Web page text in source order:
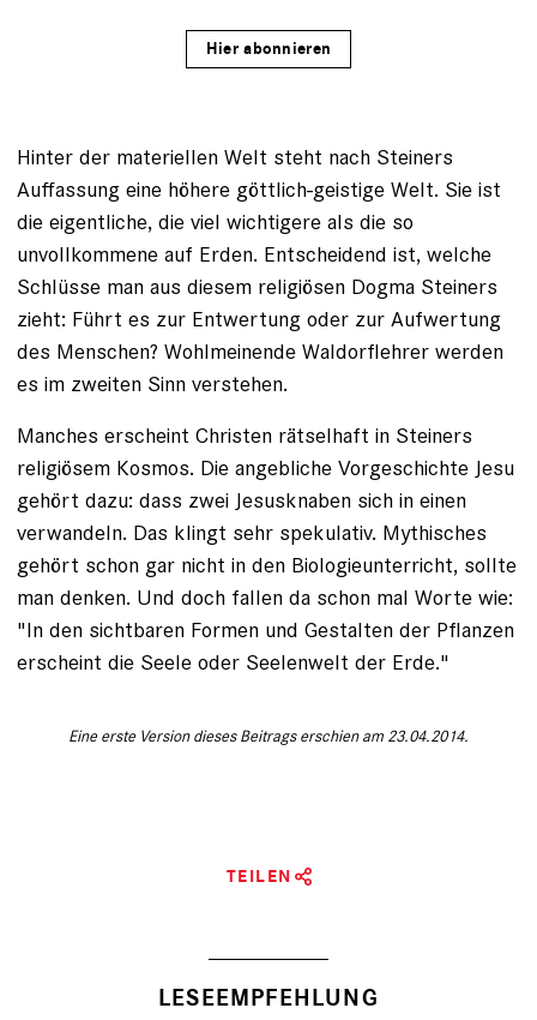
Hier abonnieren
Hinter der materiellen Welt steht nach Steiners
Auffassung eine höhere göttlich-geistige Welt. Sie ist
die eigentliche, die viel wichtigere als die so
unvollkommene auf Erden. Entscheidend ist, welche
Schlüsse man aus diesem religiösen Dogma Steiners
zieht: Führt es zur Entwertung oder zur Aufwertung
des Menschen? Wohlmeinen­de Waldorflehrer werden
es im zweiten Sinn verstehen.
Manches erscheint Christen rätselhaft in Steiners
religiösem Kosmos. Die an­gebliche Vorgeschichte Jesu
gehört dazu: dass zwei Jesusknaben sich in einen
verwandeln. Das klingt sehr spekulativ. Mythisches
gehört schon gar nicht in den Biologieunterricht, sollte
man denken. Und doch fallen da schon mal Worte wie:
"In den sichtbaren Formen und Gestalten der Pflanzen
erscheint die Seele oder Seelenwelt der Erde."
Eine erste Version dieses Beitrags erschien am 23.04.2014.
TEILEN
LESEEMPFEHLUNG